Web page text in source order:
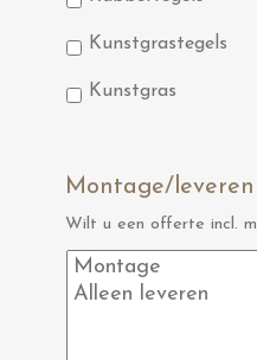
Kunstgrastegels
Kunstgras
Montage/leveren
Wilt u een offerte incl.